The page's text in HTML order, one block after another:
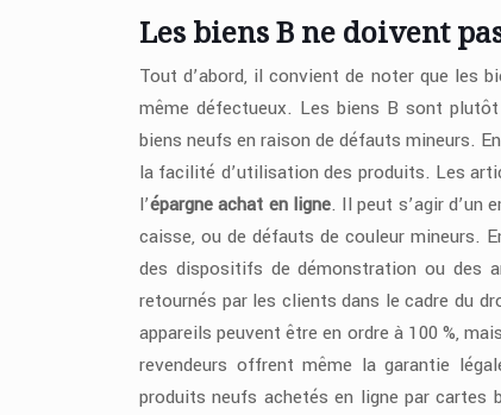
Les biens B ne doivent
Tout d’abord, il convient de noter que les
même défectueux. Les biens B sont
biens neufs en raison de défauts mineurs.
la facilité d’utilisation des produits. Les
l’épargne achat en ligne. Il peut s’agir d’un
caisse, ou de défauts de couleur mineurs.
des dispositifs de démonstration ou des
retournés par les clients dans le cadre du
appareils peuvent être en ordre à 100 %,
revendeurs offrent même la garantie
produits neufs achetés en ligne par